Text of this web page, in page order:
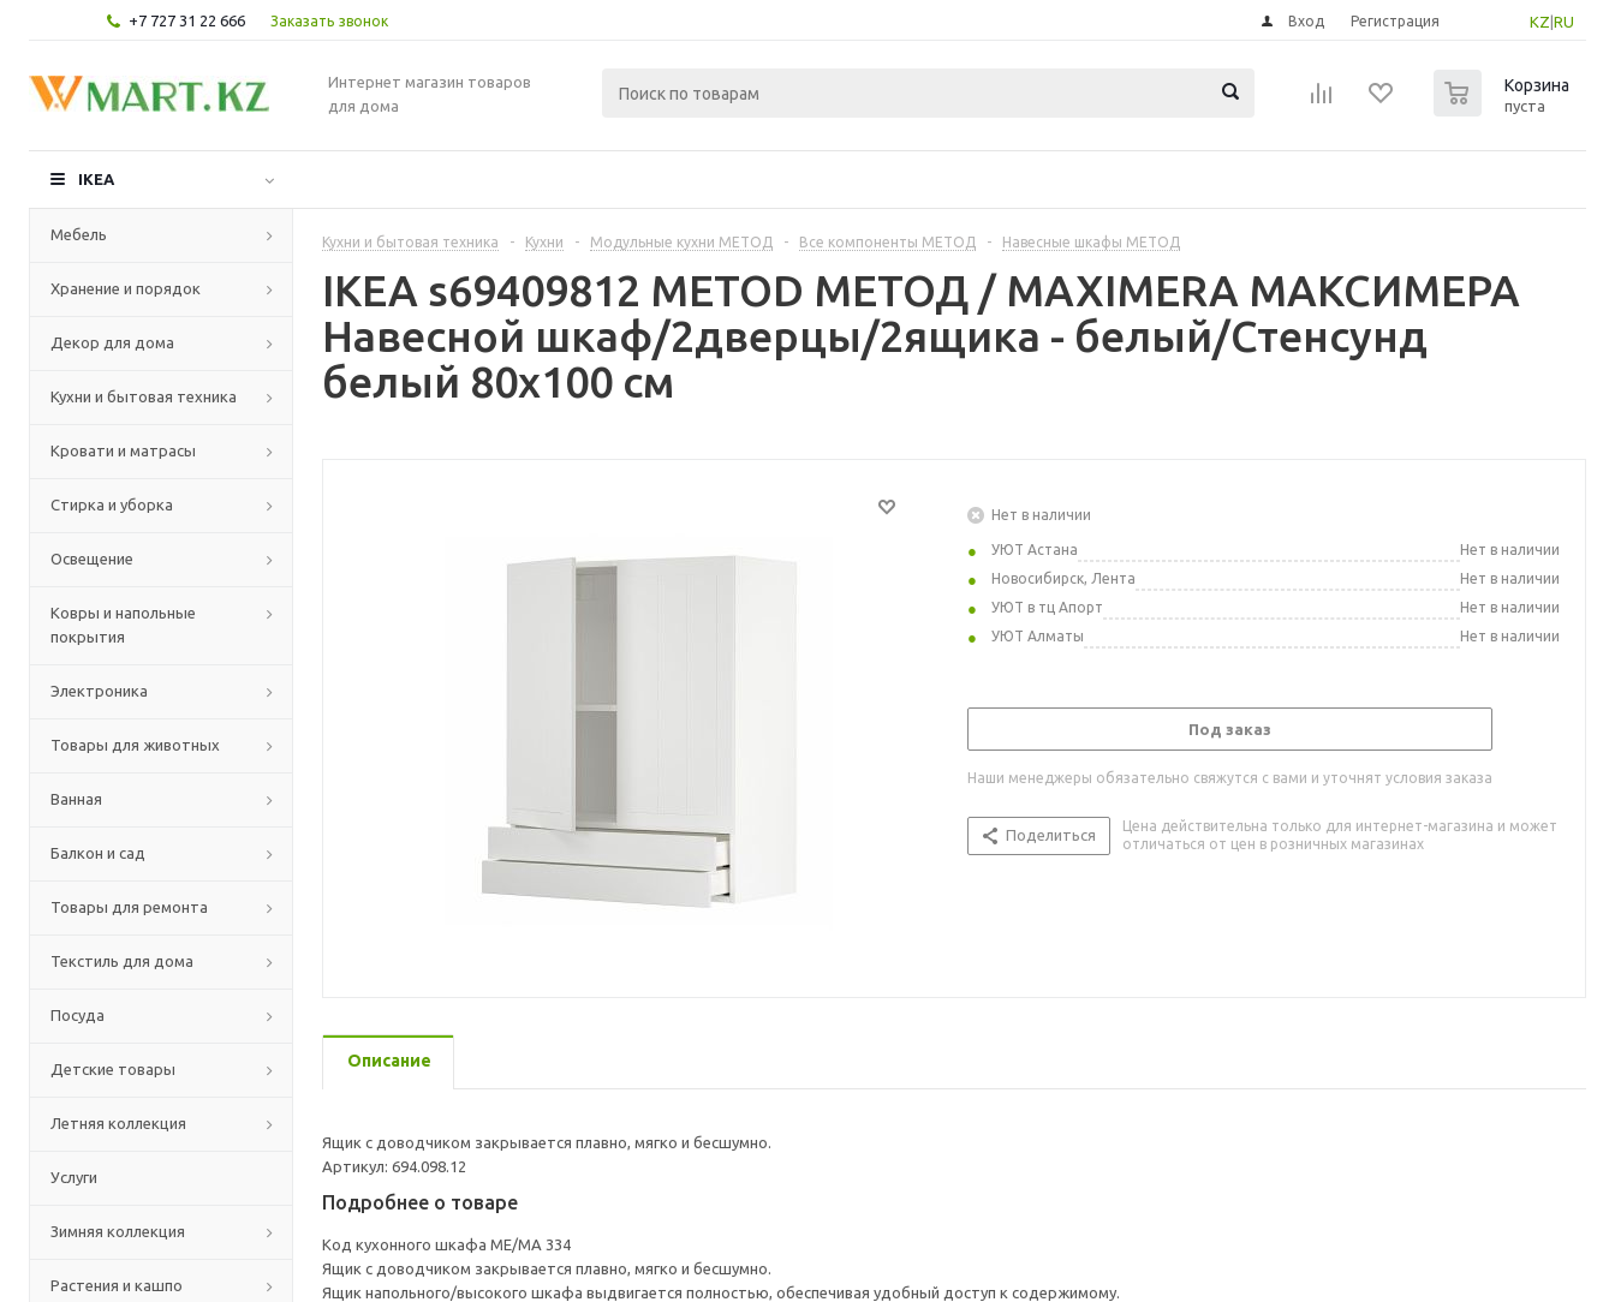
+7 727 31 22 666 Заказать звонок KZ RU
Вход Регистрация
Интернет магазин товаров
для дома
Корзина
пуста
IKEA
Мебель
Хранение и порядок
Декор для дома
Кухни и бытовая техника
Кровати и матрасы
Стирка и уборка
Освещение
Ковры и напольные
покрытия
Электроника
Товары для животных
Ванная
Балкон и сад
Товары для ремонта
Текстиль для дома
Посуда
Детские товары
Летняя коллекция
Услуги
Зимняя коллекция
Растения и кашпо
Кухни и бытовая техника - Кухни - Модульные кухни МЕТОД - Все компоненты МЕТОД - Навесные шкафы МЕТОД
IKEA s69409812 METOD МЕТОД / MAXIMERA МАКСИМЕРА
Навесной шкаф/2дверцы/2ящика - белый/Стенсунд
белый 80x100 см
Нет в наличии
УЮТ Астана
Нет в наличии
Новосибирск, Лента
Нет в наличии
УЮТ в тц Апорт
Нет в наличии
УЮТ Алматы
Нет в наличии
Под заказ
Наши менеджеры обязательно свяжутся с вами и уточнят условия заказа
Поделиться
Цена действительна только для интернет-магазина и может
отличаться от цен в розничных магазинах
Описание
Ящик с доводчиком закрывается плавно, мягко и бесшумно.
Артикул: 694.098.12
Подробнее о товаре
Код кухонного шкафа ME/MA 334
Ящик с доводчиком закрывается плавно, мягко и бесшумно.
Ящик напольного/высокого шкафа выдвигается полностью, обеспечивая удобный доступ к содержимому.